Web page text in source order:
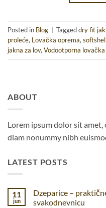
Posted in Blog Taggeddry fit
proleće, Lovačka oprema,
jakna za lov,Vodootporna lovačka
ABOUT
Lorem ipsum dolor sit
diam nonummy nibh
LATEST POSTS
11
jun
Dzeparice –
svakodnevnicu